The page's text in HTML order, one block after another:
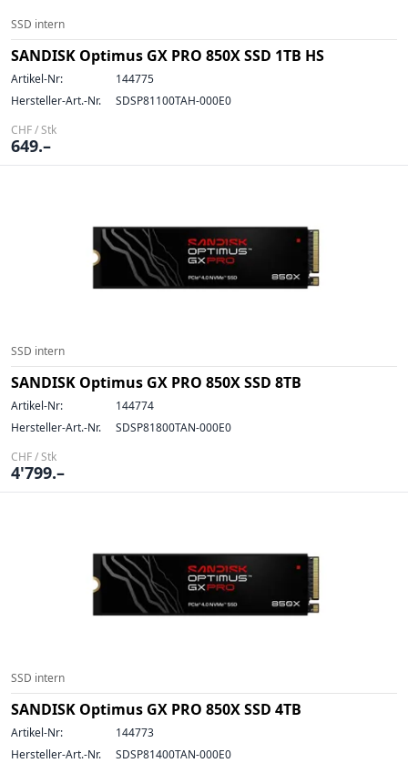
SSD intern
SANDISK Optimus GX PRO 850X SSD 1TB HS
Artikel-Nr:
144775
Hersteller-Art.-Nr.
SDSP81100TAH-000E0
CHF / Stk
649.–
SSD intern
SANDISK Optimus GX PRO 850X SSD 8TB
Artikel-Nr:
144774
Hersteller-Art.-Nr.
SDSP81800TAN-000E0
CHF / Stk
4'799.–
SSD intern
SANDISK Optimus GX PRO 850X SSD 4TB
Artikel-Nr:
144773
Hersteller-Art.-Nr.
SDSP81400TAN-000E0